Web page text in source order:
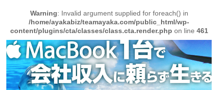
Warning: Invalid argument supplied for foreach() in
/home/ayakabiz/teamayaka.com/public_html/wp-
content/plugins/cta/classes/class.cta.render.php on line 461